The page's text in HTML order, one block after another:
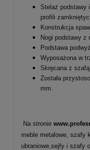
Stelaż podstawy
profili
Konstrukcja
Nogi podstawy z
Podstawa
Wyposażona w
Skręcana z
Została
mm.
Na stronie
meble metalowe, szafy
ubraniowe,sejfy i szafy